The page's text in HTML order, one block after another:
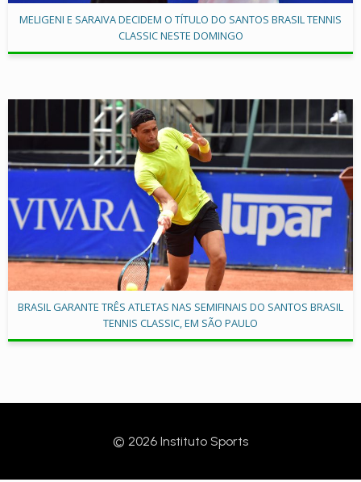
MELIGENI E SARAIVA DECIDEM O TÍTULO DO SANTOS BRASIL TENNIS
CLASSIC NESTE DOMINGO
BRASIL GARANTE TRÊS ATLETAS NAS SEMIFINAIS DO SANTOS BRASIL
TENNIS CLASSIC, EM SÃO PAULO
© 2026 Instituto Sports